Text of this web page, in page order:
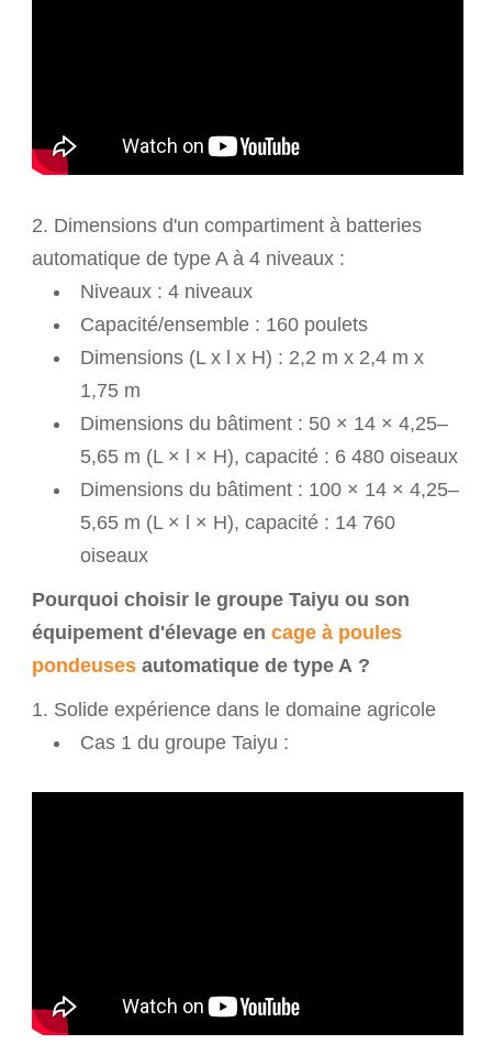
2. Dimensions d'un compartiment à batteries
automatique de type A à 4 niveaux :
Niveaux : 4 niveaux
Capacité/ensemble : 160 poulets
Dimensions (L x l x H) : 2,2 m x 2,4 m x
1,75 m
Dimensions du bâtiment : 50 × 14 × 4,25–
5,65 m (L × l × H), capacité : 6 480 oiseaux
Dimensions du bâtiment : 100 × 14 × 4,25–
5,65 m (L × l × H), capacité : 14 760
oiseaux
Pourquoi choisir le groupe Taiyu ou son
équipement d'élevage encage à poules
pondeuses automatique de type A ?
Solide expérience dans le domaine agricole
Cas 1 du groupe Taiyu :